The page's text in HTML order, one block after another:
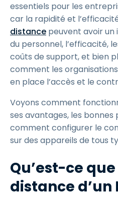
essentiels pour les
car la rapidité et
distance peuvent avoir
du personnel, l’efficacité,
coûts de support, et bien
comment les
en place l’accès et le
Voyons comment
ses avantages, les
comment configurer le
sur des appareils de tous
Qu’est-ce
distance d’un